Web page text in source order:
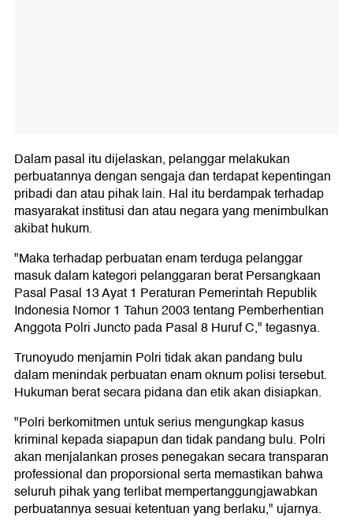
Dalam pasal itu dijelaskan, pelanggar melakukan
perbuatannya dengan sengaja dan terdapat kepentingan
pribadi dan atau pihak lain. Hal itu berdampak terhadap
masyarakat institusi dan atau negara yang menimbulkan
akibat hukum.
"Maka terhadap perbuatan enam terduga pelanggar
masuk dalam kategori pelanggaran berat Persangkaan
Pasal Pasal 13 Ayat 1 Peraturan Pemerintah Republik
Indonesia Nomor 1 Tahun 2003 tentang Pemberhentian
Anggota Polri Juncto pada Pasal 8 Huruf C," tegasnya.
Trunoyudo menjamin Polri tidak akan pandang bulu
dalam menindak perbuatan enam oknum polisi tersebut.
Hukuman berat secara pidana dan etik akan disiapkan.
"Polri berkomitmen untuk serius mengungkap kasus
kriminal kepada siapapun dan tidak pandang bulu. Polri
akan menjalankan proses penegakan secara transparan
professional dan proporsional serta memastikan bahwa
seluruh pihak yang terlibat mempertanggungjawabkan
perbuatannya sesuai ketentuan yang berlaku," ujarnya.